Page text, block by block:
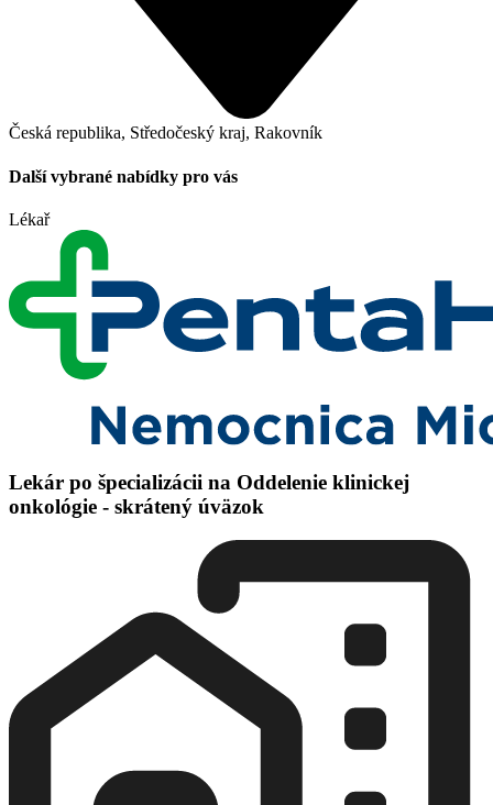
Česká republika, Středočeský kraj, Rakovník
Další vybrané nabídky pro vás
Lékař
Lekár po špecializácii na Oddelenie klinickej
onkológie - skrátený úväzok